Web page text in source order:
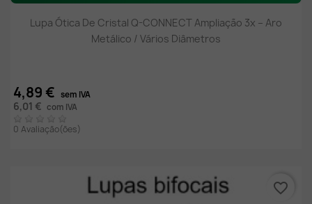
Lupa Ótica De Cristal Q-CONNECT Ampliação 3x – Aro
Metálico / Vários Diâmetros
4,89 € sem IVA
6,01 € com IVA
0 Avaliação(ões)
favorite_border